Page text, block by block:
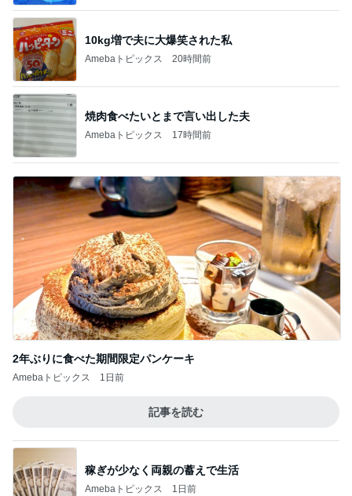
10kg増で夫に大爆笑された私
Amebaトピックス 20時間前
焼肉食べたいとまで言い出した夫
Amebaトピックス 17時間前
2年ぶりに食べた期間限定パンケーキ
Amebaトピックス 1日前
記事を読む
稼ぎが少なく両親の蓄えで生活
Amebaトピックス 1日前